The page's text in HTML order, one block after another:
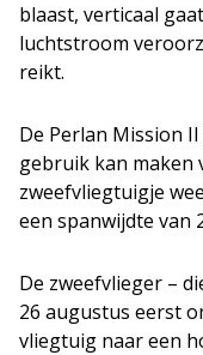
blaast, verticaal
luchtstroom
reikt.
De Perlan Mission
gebruik kan maken
zweefvliegtuigje
een spanwijdte van
De zweefvlieger –
26 augustus eerst
vliegtuig naar een